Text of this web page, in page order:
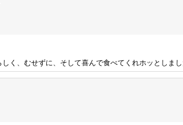
く、むせずに、そして喜んで食べてくれホッとしまし